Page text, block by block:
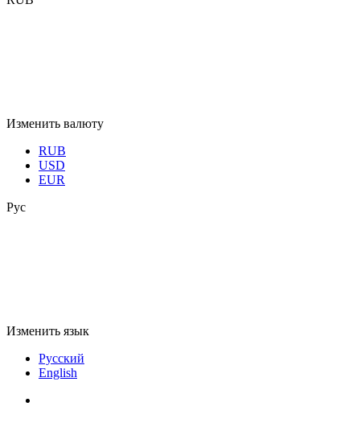
Изменить валюту
RUB
USD
EUR
Рус
Изменить язык
Русский
English